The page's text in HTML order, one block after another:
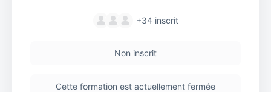
+34 inscrit
Non inscrit
Cette formation est actuellement fermée